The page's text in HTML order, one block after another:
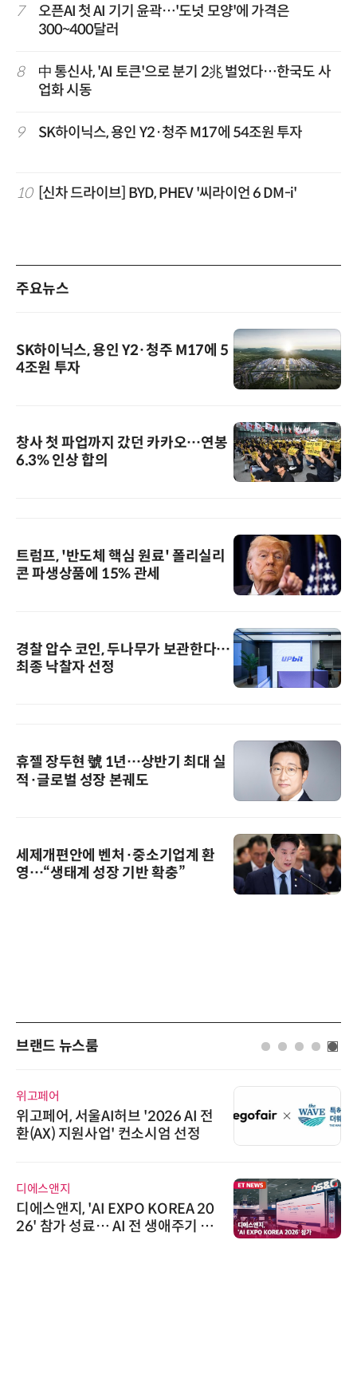
7
오픈AI 첫 AI 기기 윤곽…'도넛 모양'에 가격은
300~400달러
8
中 통신사, 'AI 토큰'으로 분기 2兆 벌었다…한국도 사
업화 시동
9 SK하이닉스, 용인 Y2·청주 M17에 54조원 투자
10 [신차 드라이브] BYD, PHEV '씨라이언 6 DM-i'
주요뉴스
SK하이닉스, 용인 Y2·청주 M17에 5
4조원 투자
창사 첫 파업까지 갔던 카카오…연봉
6.3% 인상 합의
트럼프, '반도체 핵심 원료' 폴리실리
콘 파생상품에 15% 관세
경찰 압수 코인, 두나무가 보관한다…
최종 낙찰자 선정
휴젤 장두현 號 1년…상반기 최대 실
적·글로벌 성장 본궤도
세제개편안에 벤처·중소기업계 환
영…“생태계 성장 기반 확충”
브랜드 뉴스룸
위고페어
위고페어, 서울AI허브 '2026 AI 전
환(AX) 지원사업' 컨소시엄 선정
디에스앤지
디에스앤지, 'AI EXPO KOREA 20
26' 참가 성료… AI 전 생애주기 아